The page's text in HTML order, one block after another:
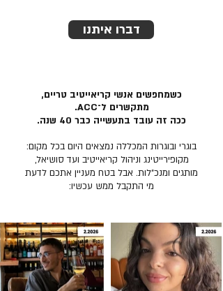
דברו איתנו
כשמחפשים אנשי קריאייטיב טריים,
מתקשרים ל־ACC.
ככה זה עובד בתעשייה כבר 40 שנה.
בוגרי ובוגרות המכללה נמצאים היום בכל מקום:
מקופירייטינג וניהול קריאייטיב ועד סושיאל,
מותגים ומנכ״לות. אבל בטח מעניין אתכם לדעת
מי התקבל ממש עכשיו: